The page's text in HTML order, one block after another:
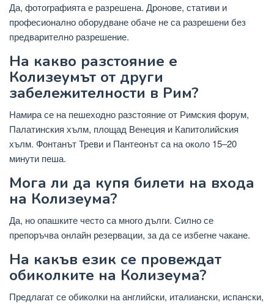
Да, фотографията е разрешена. Дронове, стативи и
професионално оборудване обаче не са разрешени без
предварително разрешение.
На какво разстояние е
Колизеумът от други
забележителности в Рим?
Намира се на пешеходно разстояние от Римския форум,
Палатинския хълм, площад Венеция и Капитолийския
хълм. Фонтанът Треви и Пантеонът са на около 15–20
минути пеша.
Мога ли да купя билети на входа
на Колизеума?
Да, но опашките често са много дълги. Силно се
препоръчва онлайн резервации, за да се избегне чакане.
На какъв език се провеждат
обиколките на Колизеума?
Предлагат се обиколки на английски, италиански, испански,